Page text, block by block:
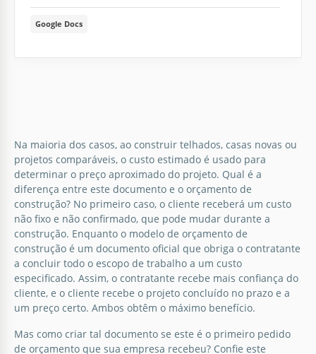
Google Docs
Na maioria dos casos, ao construir telhados, casas novas ou
projetos comparáveis, o custo estimado é usado para
determinar o preço aproximado do projeto. Qual é a
diferença entre este documento e o orçamento de
construção? No primeiro caso, o cliente receberá um custo
não fixo e não confirmado, que pode mudar durante a
construção. Enquanto o modelo de orçamento de
construção é um documento oficial que obriga o contratante
a concluir todo o escopo de trabalho a um custo
especificado. Assim, o contratante recebe mais confiança do
cliente, e o cliente recebe o projeto concluído no prazo e a
um preço certo. Ambos obtêm o máximo benefício.
Mas como criar tal documento se este é o primeiro pedido
de orçamento que sua empresa recebeu? Confie este